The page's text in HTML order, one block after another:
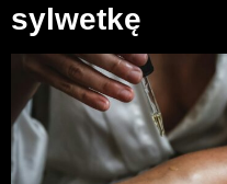
sylwetkę